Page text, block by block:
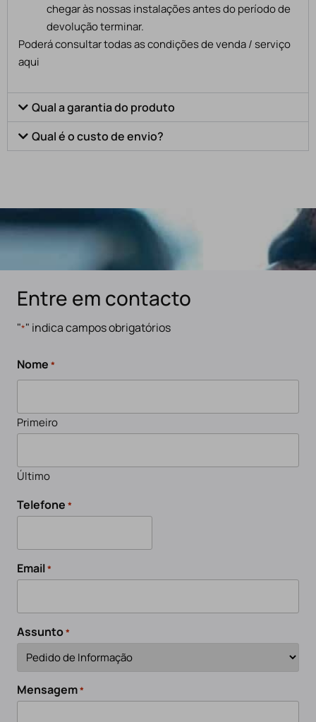
chegar às nossas instalações antes do período de
devolução terminar.
Poderá consultar todas as condições de venda / serviço
aqui
Qual a garantia do produto
Qual é o custo de envio?
Entre em contacto
"*" indica campos obrigatórios
Nome *
Primeiro
Último
Telefone *
Email*
Assunto*
Mensagem*